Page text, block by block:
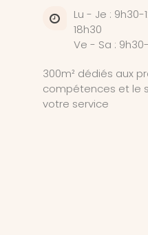
Lu - Je : 9h30-
18h30
Ve - Sa :
300m² dédiés aux
compétences et le
votre service